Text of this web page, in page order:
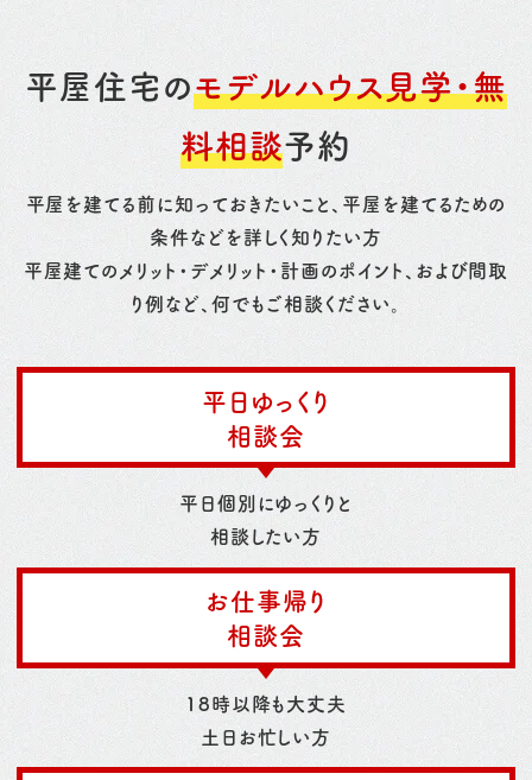
平屋住宅のモデルハウス見学・無
料相談予約
平屋を建てる前に知っておきたいこと、平屋を建てるための
条件などを詳しく知りたい方
平屋建てのメリット・デメリット・計画のポイント、および間取
り例など、何でもご相談ください。
平日ゆっくり
相談会
平日個別にゆっくりと
相談したい方
お仕事帰り
相談会
18時以降も大丈夫
土日お忙しい方